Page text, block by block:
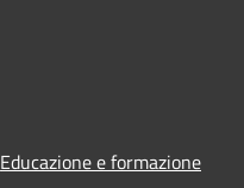
Educazione e formazione